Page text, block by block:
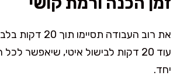
את רוב העבודה
עוד 20 דקות לבישול איטי, שיאפשר
יחד.